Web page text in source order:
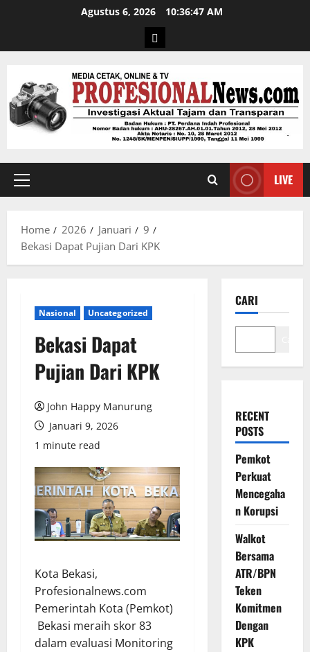
Agustus 6, 2026 10:36:48 AM
LIVE
Home 2026 Januari
9
Bekasi Dapat Pujian Dari KPK
Nasional Uncategorized
Bekasi Dapat
Pujian Dari KPK
John Happy Manurung
Januari 9, 2026
1 minute read
Kota Bekasi,
Profesionalnews.com
Pemerintah Kota (Pemkot)
Bekasi meraih skor 83
dalam evaluasi Monitoring
CARI
RECENT
POSTS
Pemkot
Perkuat
Mencegaha
n Korupsi
Walkot
Bersama
ATR/BPN
Teken
Komitmen
Dengan
KPK